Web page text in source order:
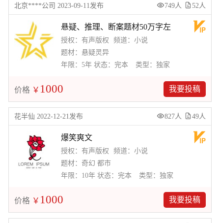
北京****公司 2023-09-11发布 749人 52人
悬疑、推理、断案题材50万字左
授权：有声版权
频道：小说
题材：悬疑灵异
年限：5年 状态：完本 类型：独家
价格 ￥ 1000 我要投稿
花半仙 2022-12-21发布 827人 49人
爆笑爽文
授权：有声版权
频道：小说
题材：奇幻 都市
年限：10年 状态：完本 类型：独家
价格 ￥ 1000 我要投稿